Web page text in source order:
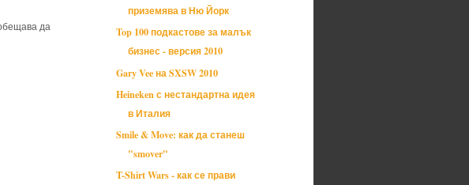
да
приземява в Ню Йорк
Top 100 подкастове за малък
бизнес - версия 2010
Gary Vee на SXSW 2010
Heineken с нестандартна идея
в Италия
Smile & Move: как да станеш
"smover"
T-Shirt Wars - как се прави